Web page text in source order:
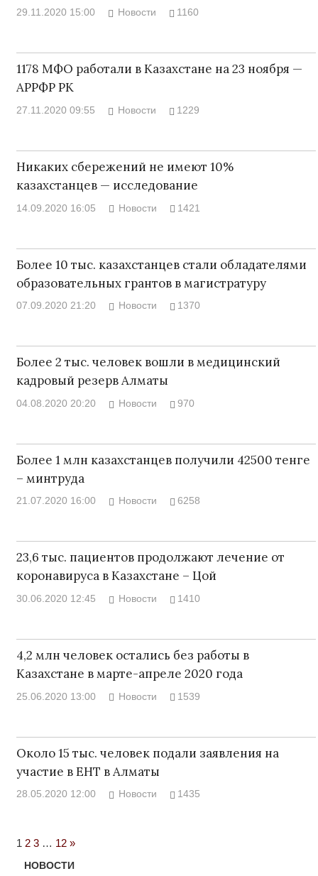
29.11.2020 15:00 Новости 1160
1178 МФО работали в Казахстане на 23 ноября —
АРРФР РК
27.11.2020 09:55 Новости 1229
Никаких сбережений не имеют 10%
казахстанцев — исследование
14.09.2020 16:05 Новости 1421
Более 10 тыс. казахстанцев стали обладателями
образовательных грантов в магистратуру
07.09.2020 21:20 Новости 1370
Более 2 тыс. человек вошли в медицинский
кадровый резерв Алматы
04.08.2020 20:20 Новости 970
Более 1 млн казахстанцев получили 42500 тенге
– минтруда
21.07.2020 16:00 Новости 6258
23,6 тыс. пациентов продолжают лечение от
коронавируса в Казахстане – Цой
30.06.2020 12:45 Новости 1410
4,2 млн человек остались без работы в
Казахстане в марте-апреле 2020 года
25.06.2020 13:00 Новости 1539
Около 15 тыс. человек подали заявления на
участие в ЕНТ в Алматы
28.05.2020 12:00 Новости 1435
1 2 3 … 12 Next
Posts
»
НОВОСТИ